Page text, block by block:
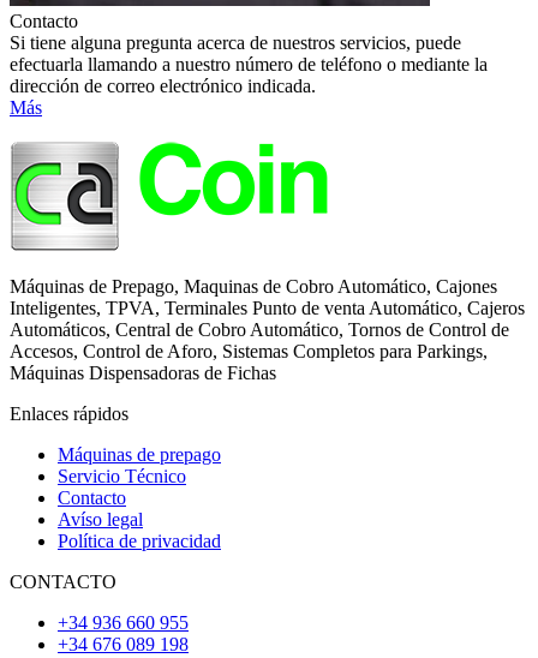
Contacto
Si tiene alguna pregunta acerca de nuestros servicios, puede
efectuarla llamando a nuestro número de teléfono o mediante la
dirección de correo electrónico indicada.
Más
Máquinas de Prepago, Maquinas de Cobro Automático, Cajones
Inteligentes, TPVA, Terminales Punto de venta Automático, Cajeros
Automáticos, Central de Cobro Automático, Tornos de Control de
Accesos, Control de Aforo, Sistemas Completos para Parkings,
Máquinas Dispensadoras de Fichas
Enlaces rápidos
Máquinas de prepago
Servicio Técnico
Contacto
Avíso legal
Política de privacidad
CONTACTO
+34 936 660 955
+34 676 089 198